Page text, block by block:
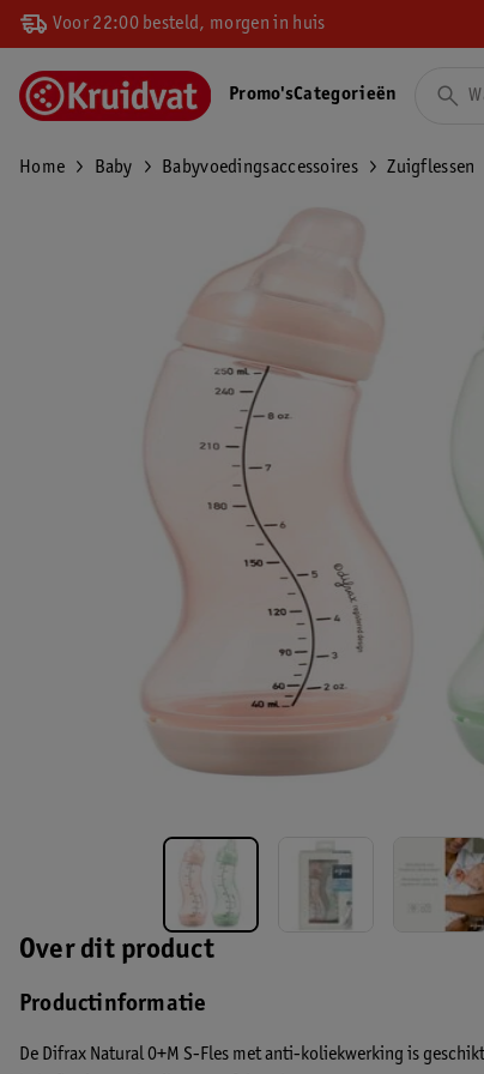
Voor 22:00 besteld, morgen in huis
Promo'sCategorieën
Home Baby Babyvoedingsaccessoires Zuigflessen
Over dit product
Productinformatie
De Difrax Natural 0+M S-Fles met anti-koliekwerking is